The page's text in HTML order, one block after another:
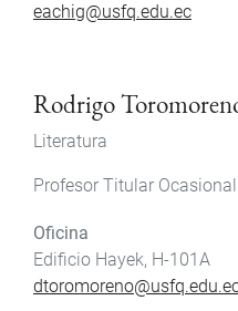
eachig@usfq.edu.ec
Rodrigo
Literatura
Profesor Titular Ocasional
Oficina
Edificio Hayek, H-101A